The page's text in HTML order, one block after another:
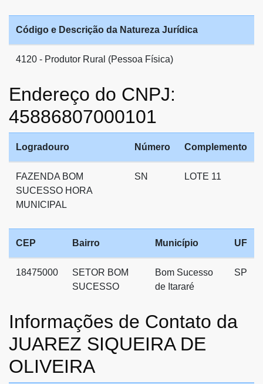
Código e Descrição da Natureza Jurídica
4120 - Produtor Rural (Pessoa Física)
Endereço do CNPJ:
45886807000101
Logradouro Número Complemento
FAZENDA BOM
SUCESSO HORA
MUNICIPAL
SN LOTE 11
CEP Bairro Município UF
18475000
SETOR BOM
SUCESSO
Bom Sucesso
de Itararé
SP
Informações de Contato da
JUAREZ SIQUEIRA DE
OLIVEIRA